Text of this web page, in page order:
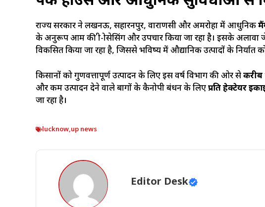
राज्य सरकार ने लखनऊ, सहारनपुर, वाराणसी और अमरोहा में आधुनिक
के अनुरूप आम की प्री-प्रोसेसिंग और उपचार किया जा रहा है। इसके अलावा
विकसित किया जा रहा है, जिससे भविष्य में औद्यानिक उत्पादों के निर्यात
किसानों को गुणवत्तापूर्ण उत्पादन के लिए इस वर्ष विभाग की ओर से
और कम उत्पादन देने वाले बागों के कैनोपी प्रबंधन के लिएप्रति हेक्टेयर
जा रहा है।
lucknow,up news
Editor Desk